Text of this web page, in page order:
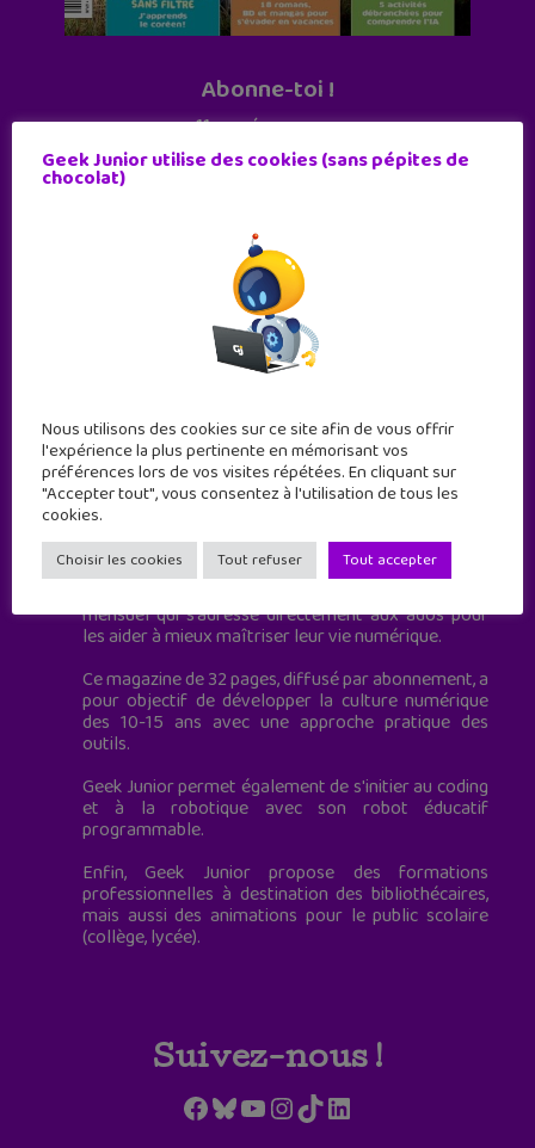
Abonne-toi !
11 numéros par an
Geek Junior est le premier site de culture numérique
à destination des adolescents.
mensuel qui s’adresse directement aux ados pour
les aider à mieux maîtriser leur vie numérique.
Ce magazine de 32 pages, diffusé par abonnement, a
pour objectif de développer la culture numérique
des 10-15 ans avec une approche pratique des
outils.
Geek Junior permet également de s'initier au coding
et à la robotique avec son robot éducatif
programmable.
Enfin, Geek Junior propose des formations
professionnelles à destination des bibliothécaires,
mais aussi des animations pour le public scolaire
(collège, lycée).
Suivez-nous !
Facebook
Bluesky
YouTube
Instagram
TikTokLinkedIn
Geek Junior utilise des cookies (sans pépites de
chocolat)
Nous utilisons des cookies sur ce site afin de vous offrir
l'expérience la plus pertinente en mémorisant vos
préférences lors de vos visites répétées. En cliquant sur
"Accepter tout", vous consentez à l'utilisation de tous les
cookies.
Choisir les cookies Tout refuser Tout accepter